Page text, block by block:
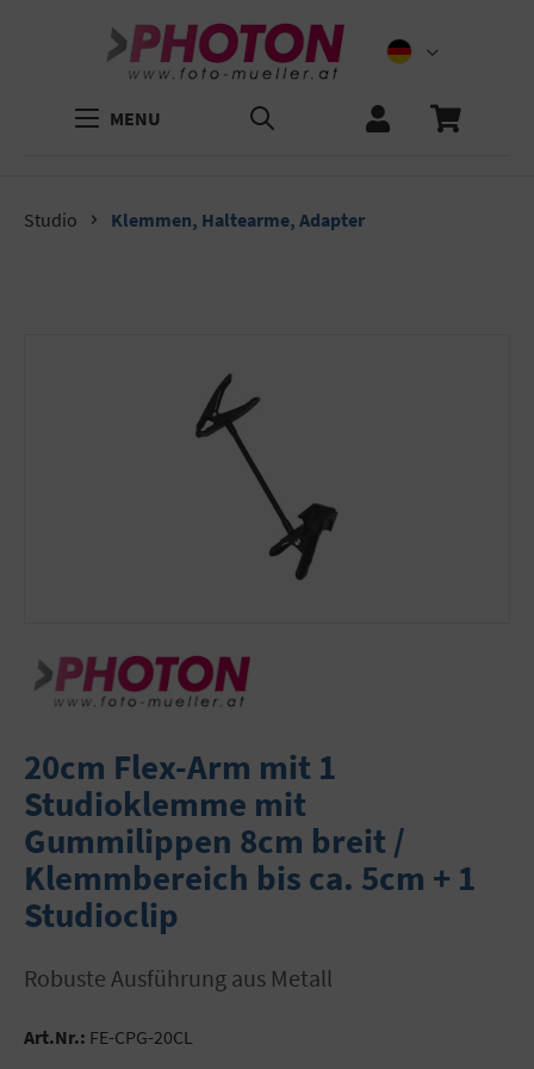
MENU
Studio Klemmen, Haltearme, Adapter
20cm Flex-Arm mit 1
Studioklemme mit
Gummilippen 8cm breit /
Klemmbereich bis ca. 5cm + 1
Studioclip
robuste Ausführung aus Metall
Art.Nr.: FE-CPG-20CL